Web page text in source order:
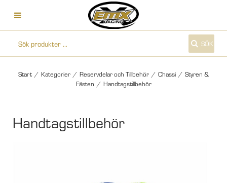
SÖK
Start / Kategorier / Reservdelar och Tillbehör / Chassi / Styren &
Fästen / Handtagstillbehör
Handtagstillbehör